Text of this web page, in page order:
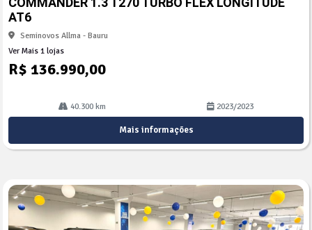
lhe
AT6
Seminovos Allma - Bauru
Ver Mais 1 lojas
R$ 136.990,00
40.300 km 2023/2023
Mais informações